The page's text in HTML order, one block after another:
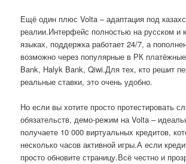
Ещё один плюс Volta – адаптация под
реалии.Интерфейс полностью на русском и
языках, поддержка работает 24/7, а
возможно через популярные в РК
Bank, Halyk Bank, Qiwi.Для тех, кто решит
реальные ставки, это очень удобно.
Но если вы хотите просто протестировать
обязательств, демо-режим на Volta –
получаете 10 000 виртуальных кредитов,
несколько часов активной игры.А если
просто обновите страницу.Всё честно и